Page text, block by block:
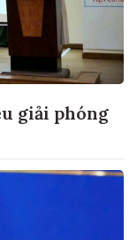
giải phóng